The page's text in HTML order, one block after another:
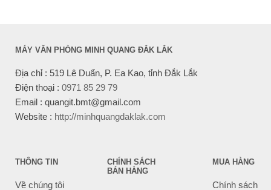
MÁY VĂN PHÒNG MINH QUANG ĐẮK LẮK
Địa chỉ : 519 Lê Duẩn, P. Ea Kao, tỉnh Đắk Lắk
Điện thoại : 0971 85 29 79
Email : quangit.bmt@gmail.com
Website : http://minhquangdaklak.com
THÔNG TIN
Về chúng tôi
CHÍNH SÁCH
BÁN HÀNG
MUA HÀNG
Chính sách